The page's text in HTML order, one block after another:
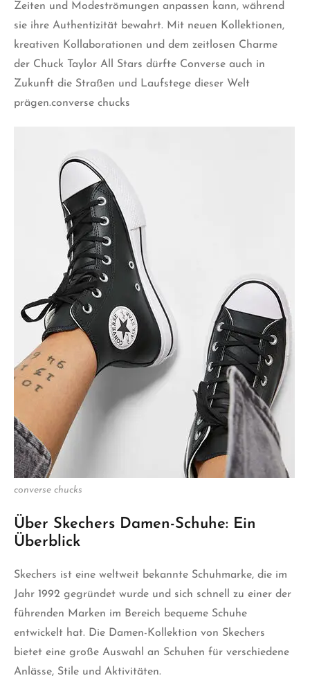
Zeiten und Modeströmungen anpassen kann, während
sie ihre Authentizität bewahrt. Mit neuen Kollektionen,
kreativen Kollaborationen und dem zeitlosen Charme
der Chuck Taylor All Stars dürfte Converse auch in
Zukunft die Straßen und Laufstege dieser Welt
prägen.converse chucks
converse chucks
Über Skechers Damen-Schuhe: Ein
Überblick
Skechers ist eine weltweit bekannte Schuhmarke, die im
Jahr 1992 gegründet wurde und sich schnell zu einer der
führenden Marken im Bereich bequeme Schuhe
entwickelt hat. Die Damen-Kollektion von Skechers
bietet eine große Auswahl an Schuhen für verschiedene
Anlässe, Stile und Aktivitäten.